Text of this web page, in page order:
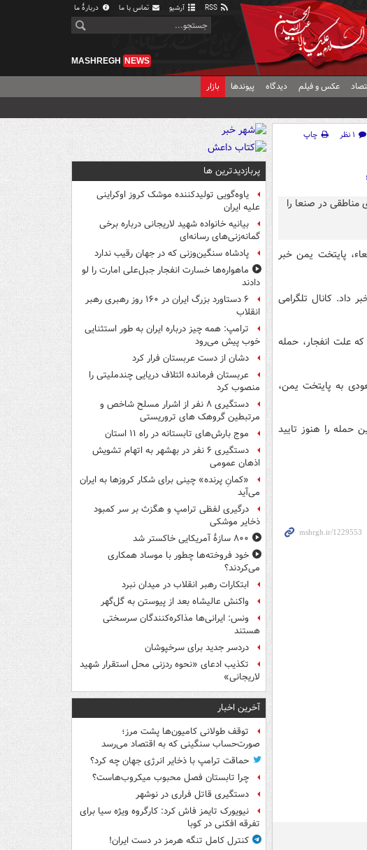
آرشیو تماس با ما دربارهٔ ما
MASHREGH NEWS
عکس و فیلم دیدگاه پیوندها بازار
۱ نظر
چاپ
پایتخت یمن خبر
داد. کانال تلگرامی
که علت انفجار، حمله
به پایتخت یمن،
حمله را هنوز تایید
پربازدیدترین ها
یاوه‌گویی تولیدکننده موشک کروز اوکراینی
علیه ایران
بیانیه خانواده شهید لاریجانی درباره برخی
گمانه‌زنی‌های رسانه‌ای
پادشاه سنگین‌وزنی که در جهان رقیب ندارد
ماهواره‌ها خسارت انفجار جبل‌علی امارت را لو
دادند
۶ دستاورد بزرگ ایران در ۱۶۰ روز رهبری رهبر
انقلاب
ترامپ: همه چیز درباره ایران به طور استثنایی
خوب پیش می‌رود
دشان از دست عربستان فرار کرد
عربستان فرمانده ائتلاف دریایی چندملیتی را
منصوب کرد
دستگیری ۸ نفر از اشرار مسلح شاخص و
مرتبطین گروهک های تروریستی
موج بارش‌های تابستانه در راه ۱۱ استان
دستگیری ۶ نفر در بهشهر به اتهام تشویش
اذهان عمومی
«کمانِ پرنده» چینی برای شکار کروزها به ایران
می‌آید
درگیری لفظی ترامپ و هگزث بر سر کمبود
ذخایر موشکی
۸۰۰ سازۀ آمریکایی خاکستر شد
خود فروخته‌ها چطور با موساد همکاری
می‌کردند؟
ابتکارات رهبر انقلاب در میدان نبرد
واکنش عالیشاه بعد از پیوستن به گل‌گهر
ونس: ایرانی‌ها مذاکره‌کنندگان سرسختی
هستند
دردسر جدید برای سرخپوشان
تکذیب ادعای «نحوه ردزنی محل استقرار شهید
لاریجانی»
آخرین اخبار
توقف طولانی کامیون‌ها پشت مرز؛
صورت‌حساب سنگینی که به اقتصاد می‌رسد
حماقت ترامپ با ذخایر انرژی جهان چه کرد؟
چرا تابستان فصل محبوب میکروب‌هاست؟
دستگیری قاتل فراری در نوشهر
نیویورک تایمز فاش کرد: کارگروه ویژه سیا برای
تفرقه افکنی در کوبا
کنترل کامل تنگه هرمز در دست ایران!